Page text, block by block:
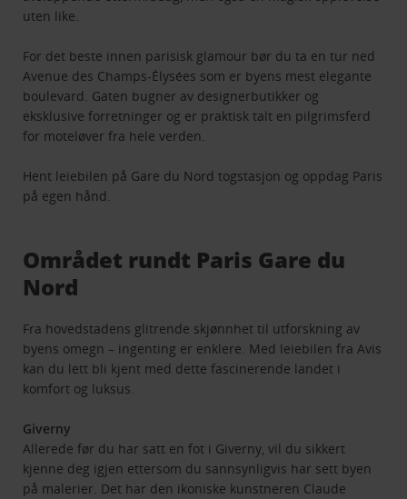
uten like.
For det beste innen parisisk glamour bør du ta en tur ned
Avenue des Champs-Élysées som er byens mest elegante
boulevard. Gaten bugner av designerbutikker og
eksklusive forretninger og er praktisk talt en pilgrimsferd
for moteløver fra hele verden.
Hent leiebilen på Gare du Nord togstasjon og oppdag Paris
på egen hånd.
Området rundt Paris Gare du
Nord
Fra hovedstadens glitrende skjønnhet til utforskning av
byens omegn – ingenting er enklere. Med leiebilen fra Avis
kan du lett bli kjent med dette fascinerende landet i
komfort og luksus.
Giverny
Allerede før du har satt en fot i Giverny, vil du sikkert
kjenne deg igjen ettersom du sannsynligvis har sett byen
på malerier. Det har den ikoniske kunstneren Claude